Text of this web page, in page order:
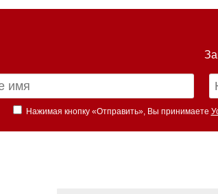
Нажимая кнопку «Отправить», Вы принимаете